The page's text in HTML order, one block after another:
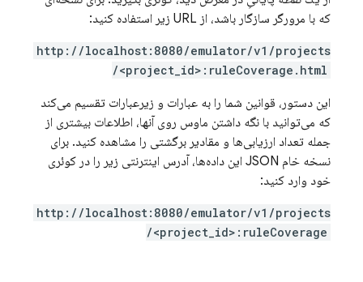
که با مرورگر سازگار باشد، از URL زیر استفاده کنید:
http://localhost:8080/emulator/v1/projects
/<project_id>:ruleCoverage.html
این دستور، قوانین شما را به عبارات و زیرعبارات تقسیم می‌کند
که می‌توانید با نگه داشتن ماوس روی آنها، اطلاعات بیشتری از
جمله تعداد ارزیابی‌ها و مقادیر برگشتی را مشاهده کنید. برای
نسخه خام JSON این داده‌ها، آدرس اینترنتی زیر را در کوئری
خود وارد کنید:
http://localhost:8080/emulator/v1/projects
/<project_id>:ruleCoverage